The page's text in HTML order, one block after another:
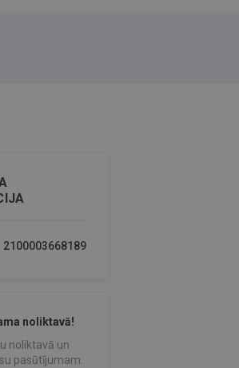
2100003668189
noliktavā!
noliktavā un
pasūtījumam.